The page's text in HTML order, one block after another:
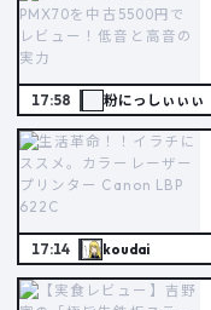
17:58 粉にっしぃぃぃ
17:14 koudai